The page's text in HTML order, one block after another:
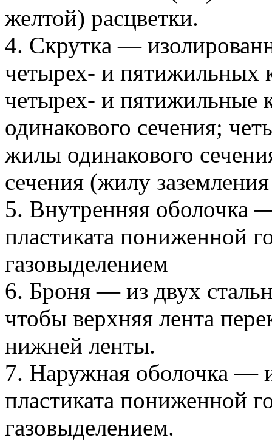
желтой) расцветки.
4. Скрутка —
четырех- и пятижильных
четырех- и пятижильные
одинакового сечения;
жилы одинакового
сечения (жилу
5. Внутренняя оболочка
пластиката пониженной
газовыделением
6. Броня — из двух
чтобы верхняя лента
нижней ленты.
7. Наружная оболочка —
пластиката пониженной
газовыделением.